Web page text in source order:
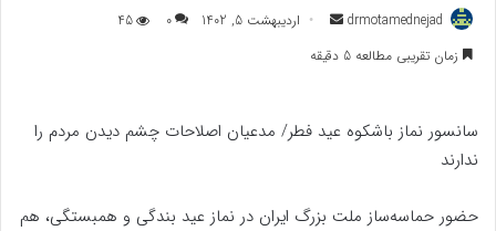
drmotamednejad
ارسال
به
اردیبهشت 5, 1402 0
45
زمان تقریبی مطالعه 5 دقیقه
سانسور نماز باشکوه عید فطر/ مدعیان اصلاحات چشم دیدن مردم را
ندارند
حضور حماسه‌ساز ملت بزرگ ایران در نماز عید بندگی و همبستگی‌، هم